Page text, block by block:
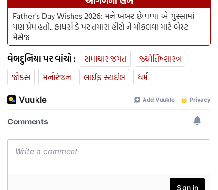
Father's Day Wishes 2026: મને ખબર છે પપ્પા એ ગુસ્સામાં
પણ પ્રેમ હતો.. ફાધર્સ ડે પર તમારા હીરો ને મોકલવા માટે બેસ્ટ
મેસેજ
વેબદુનિયા પર વાંચો : સમાચાર જગત
જ્યોતિષશાસ્ત્ર
જોક્સ
મનોરંજન લાઈફ સ્ટાઈલ ધર્મ